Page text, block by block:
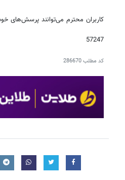
کاربران محترم می‌توانند پرسش‌های
57247
کد مطلب286670